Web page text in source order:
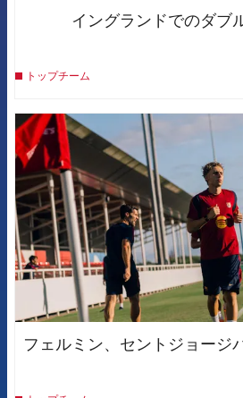
イングランドでのダブ
トップチーム
フェルミン、セントジョージ